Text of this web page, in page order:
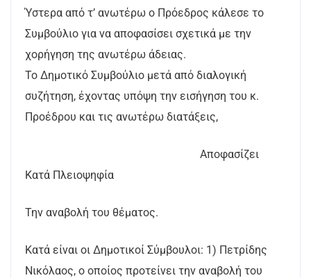
Ύστερα από τ’ ανωτέρω ο Πρόεδρος κάλεσε το
Συμβούλιο για να αποφασίσει σχετικά με την
χορήγηση της ανωτέρω άδειας.
Το Δημοτικό Συμβούλιο μετά από διαλογική
συζήτηση, έχοντας υπόψη την εισήγηση του κ.
Προέδρου και τις ανωτέρω διατάξεις,
Αποφασίζει
Κατά Πλειοψηφία
Την αναβολή του θέματος.
Κατά είναι οι Δημοτικοί Σύμβουλοι: 1) Πετρίδης
Νικόλαος, ο οποίος προτείνει την αναβολή του